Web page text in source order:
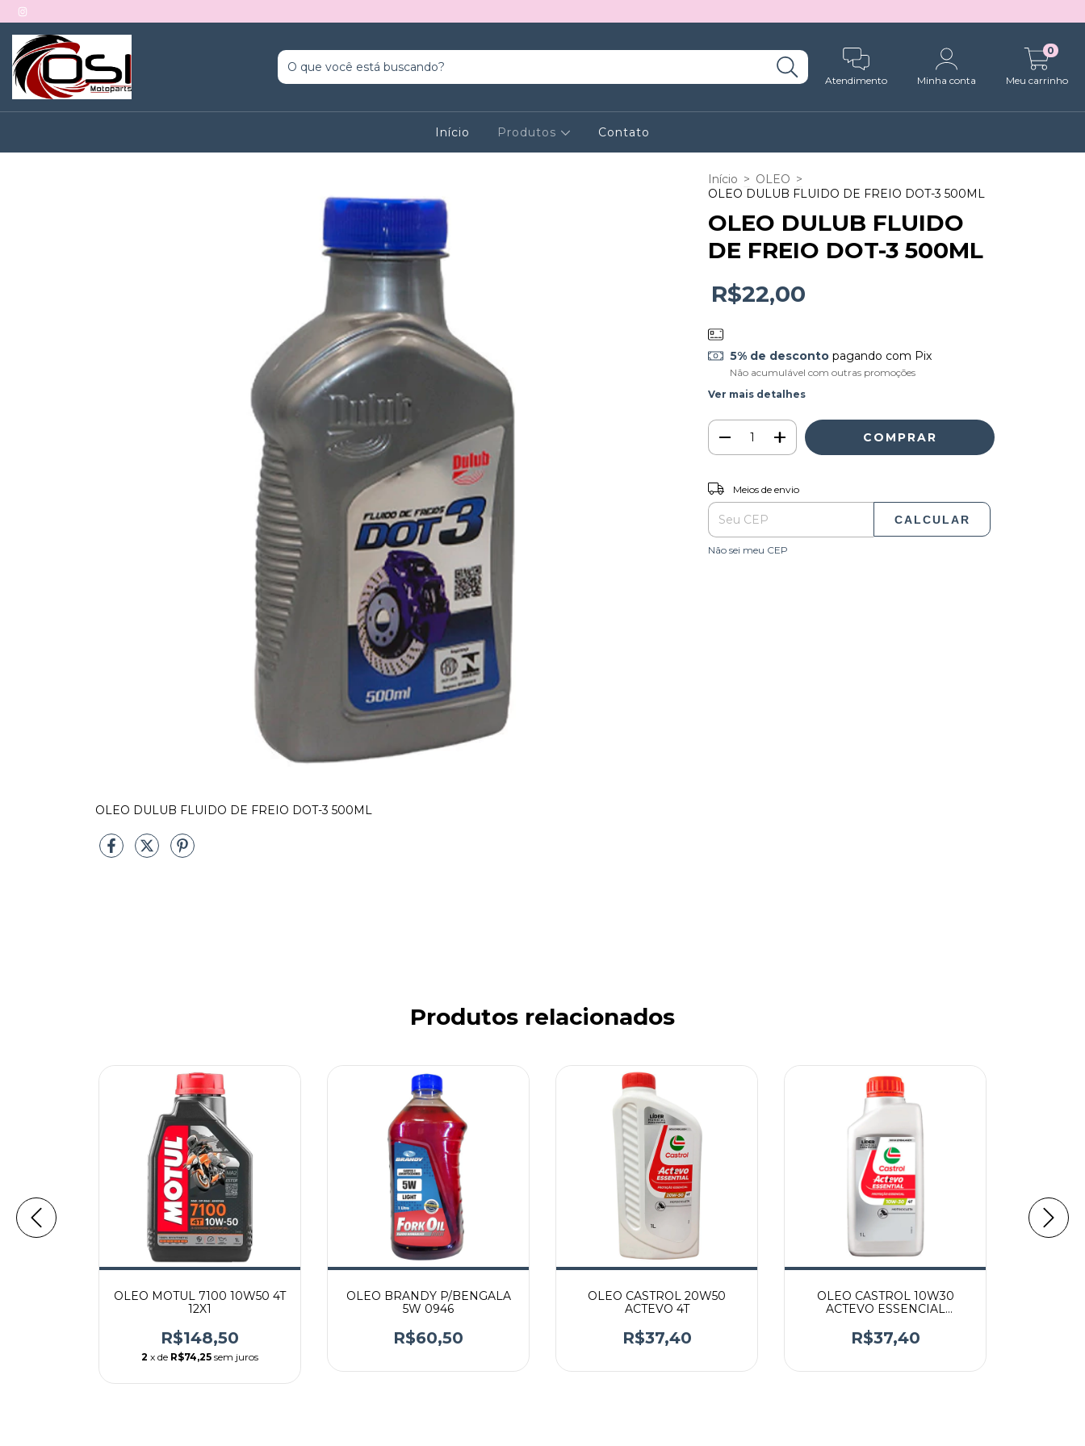
Atendimento Minha conta Meu carrinho
0
Início Produtos Contato
OLEO DULUB FLUIDO DE FREIO DOT-3 500ML
Início > OLEO >
OLEO DULUB FLUIDO DE FREIO DOT-3 500ML
OLEO DULUB FLUIDO
DE FREIO DOT-3 500ML
R$22,00
5% de descontopagando com Pix
Não acumulável com outras promoções
Ver mais detalhes
Entregas para o CEP:
Meios de envio
CALCULAR
Não sei meu CEP
Produtos relacionados
OLEO MOTUL 7100 10W50 4T
12X1
R$148,50
2 x de R$74,25 sem juros
OLEO BRANDY P/BENGALA
5W 0946
R$60,50
OLEO CASTROL 20W50
ACTEVO 4T
R$37,40
OLEO CASTROL 10W30
ACTEVO ESSENCIAL
R$37,40